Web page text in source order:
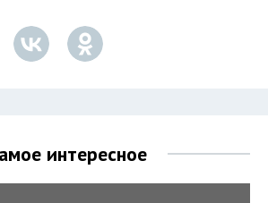
интересное